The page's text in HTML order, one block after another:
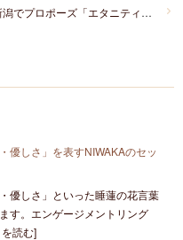
新潟でプロポーズ「エタニティリング」が婚約指輪結婚指輪共に選ばれています！
優しさ」を表すNIWAKAのセッ
優しさ」といった睡蓮の花言葉
す。エンゲージメントリング
読む]